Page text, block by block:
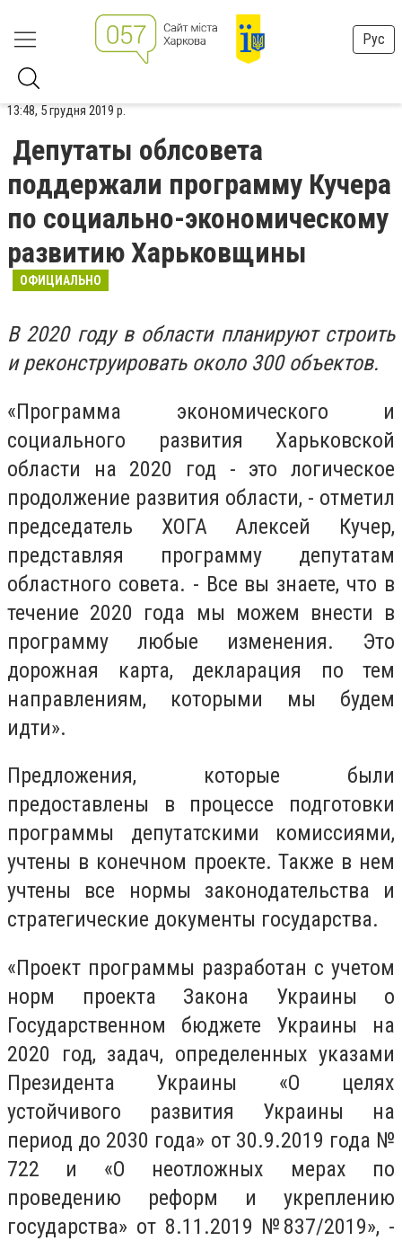
Рус
13:48, 5 грудня 2019 р.
Депутаты облсовета
поддержали программу Кучера
по социально-экономическому
развитию Харьковщины
ОФИЦИАЛЬНО
В 2020 году в области планируют строить
и реконструировать около 300 объектов.
«Программа экономического и
социального развития Харьковской
области на 2020 год - это логическое
продолжение развития области, - отметил
председатель ХОГА Алексей Кучер,
представляя программу депутатам
областного совета. - Все вы знаете, что в
течение 2020 года мы можем внести в
программу любые изменения. Это
дорожная карта, декларация по тем
направлениям, которыми мы будем
идти».
Предложения, которые были
предоставлены в процессе подготовки
программы депутатскими комиссиями,
учтены в конечном проекте. Также в нем
учтены все нормы законодательства и
стратегические документы государства.
«Проект программы разработан с учетом
норм проекта Закона Украины о
Государственном бюджете Украины на
2020 год, задач, определенных указами
Президента Украины «О целях
устойчивого развития Украины на
период до 2030 года» от 30.9.2019 года №
722 и «О неотложных мерах по
проведению реформ и укреплению
государства» от 8.11.2019 №837/2019», -